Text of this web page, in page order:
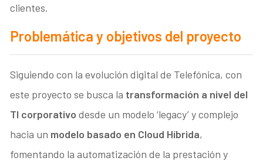
clientes.
Problemática y objetivos del proyecto
Siguiendo con la evolución digital de Telefónica, con
este proyecto se busca la transformación a nivel del
TI corporativo desde un modelo ‘legacy’ y complejo
hacia un modelo basado en Cloud Híbrida,
fomentando la automatización de la prestación y